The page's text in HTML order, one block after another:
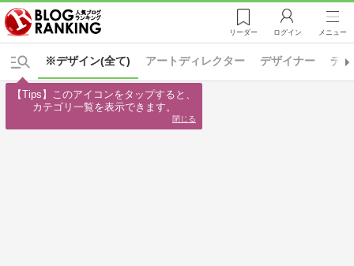
リーダー ログイン メニュー
※デザイン(全て) アートディレクター デザイナー デ
【Tips】このアイコンをタップすると、
カテゴリ一覧を表示できます。
閉じる